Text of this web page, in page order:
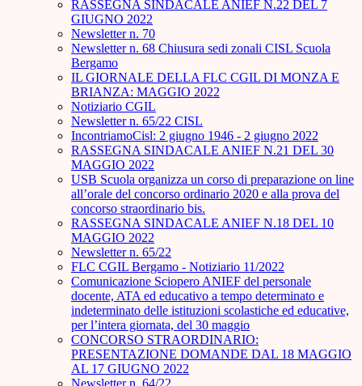
RASSEGNA SINDACALE ANIEF N.22 DEL 7
GIUGNO 2022
Newsletter n. 70
Newsletter n. 68 Chiusura sedi zonali CISL Scuola
Bergamo
IL GIORNALE DELLA FLC CGIL DI MONZA E
BRIANZA: MAGGIO 2022
Notiziario CGIL
Newsletter n. 65/22 CISL
IncontriamoCisl: 2 giugno 1946 - 2 giugno 2022
RASSEGNA SINDACALE ANIEF N.21 DEL 30
MAGGIO 2022
USB Scuola organizza un corso di preparazione on line
all’orale del concorso ordinario 2020 e alla prova del
concorso straordinario bis.
RASSEGNA SINDACALE ANIEF N.18 DEL 10
MAGGIO 2022
Newsletter n. 65/22
FLC CGIL Bergamo - Notiziario 11/2022
Comunicazione Sciopero ANIEF del personale
docente, ATA ed educativo a tempo determinato e
indeterminato delle istituzioni scolastiche ed educative,
per l’intera giornata, del 30 maggio
CONCORSO STRAORDINARIO:
PRESENTAZIONE DOMANDE DAL 18 MAGGIO
AL 17 GIUGNO 2022